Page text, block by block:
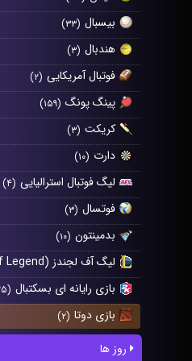
بیسبال (۳۳)
هندبال (۳)
فوتبال آمریکایی (۲)
پینگ پونگ (۱۵۹)
کریکت (۳)
دارت (۱۰)
لیگ فوتبال استرالیایی (۴)
فوتسال (۳)
بدمینتون (۱۰)
لیگ آف لجندز (League of Legend)
بازی رایانه ای بسکتبال (۲۵)
بازی دوتا (۲)
روز ها